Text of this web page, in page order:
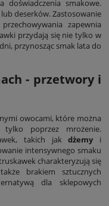
doświadczenia smakowe.
deserków. Zastosowanie
zapewnia
przydają się nie tylko w
przynosząc smak lata do
- przetwory i
owocami, które można
poprzez mrożenie.
takich jakdżemy i
intensywnego smaku
charakteryzują się
brakiem sztucznych
dla sklepowych